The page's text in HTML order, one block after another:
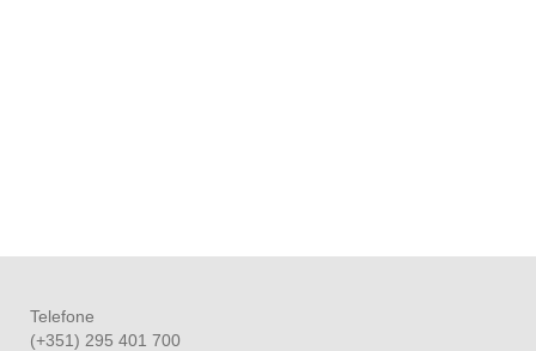
Telefone
(+351) 295 401 700